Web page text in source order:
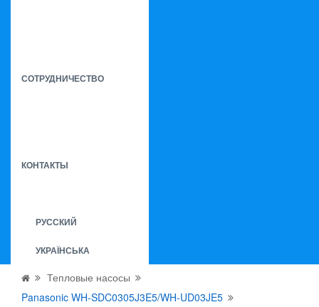
СОТРУДНИЧЕСТВО
КОНТАКТЫ
РУССКИЙ
УКРАЇНСЬКА
Тепловые насосы
Panasonic WH-SDC0305J3E5/WH-UD03JE5